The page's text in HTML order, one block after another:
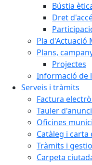
Bústia
Dret
Pla d'Actuació
Plans,
Projectes
Informació de
Serveis i tràmits
Factura
Tauler
Oficines
Catàleg i carta
Tràmits i
Carpeta